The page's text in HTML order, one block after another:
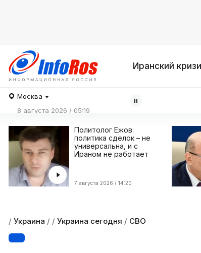
Иранский
Москва
8 августа 2026 / 05:19
Политолог Ежов:
политика сделок – не
универсальна, и с
Ираном не работает
7 августа 2026 / 14:20
/ Украина / / Украина сегодня / СВО